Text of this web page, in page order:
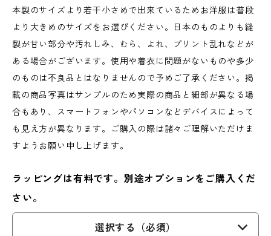
本製のサイズより若干小さめで出来ているためお洋服は普段
より大きめのサイズをお選びください。日本のものよりも縫
製が甘い部分や汚れしみ、むら、よれ、プリント乱れなどが
ある場合がございます。使用や着衣に問題がないものや多少
のものは不良品とはなりませんので予めご了承ください。掲
載の商品写真はサンプルのため実際の商品と細部が異なる場
合もあり、スマートフォンやパソコンなどデバイスによって
も見え方が異なります。ご購入の際は諸々ご理解いただけま
すようお願い申し上げます。
ラッピングは有料です。別途オプションをご購入くだ
さい。
選択する（必須）